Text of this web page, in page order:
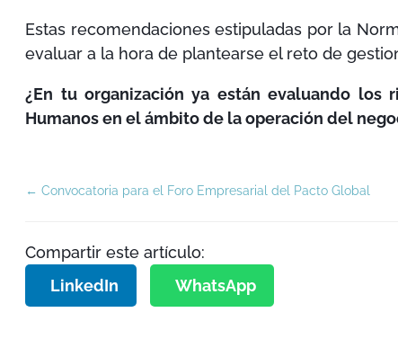
Estas recomendaciones estipuladas por la
evaluar a la hora de plantearse el reto de
¿En tu organización ya están evaluando los
Humanos en el ámbito de la operación del
←Convocatoria para el Foro Empresarial del Pacto Global
Compartir este artículo:
LinkedIn
WhatsApp